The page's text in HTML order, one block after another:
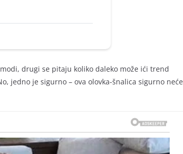
drugi se pitaju koliko daleko može ići trend
jedno je sigurno – ova olovka-šnalica sigurno neće